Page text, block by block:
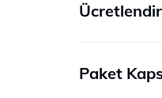
Paket